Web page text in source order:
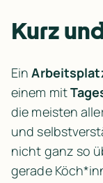
Kurz
Ein
einem mit
die meisten
und
nicht ganz so
gerade